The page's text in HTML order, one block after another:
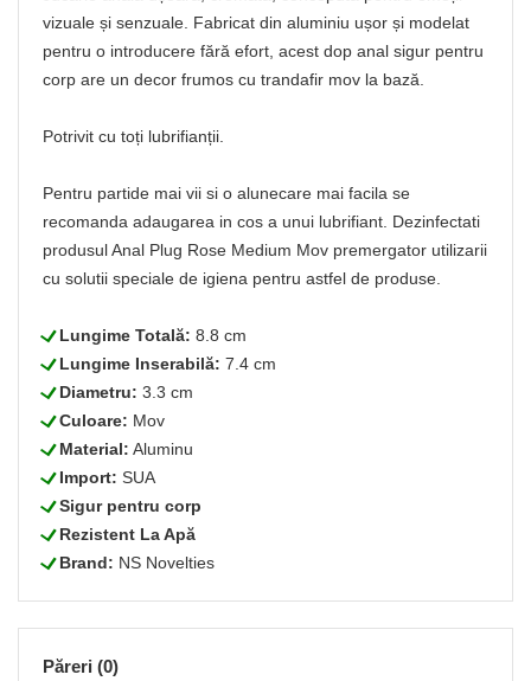
vizuale și senzuale. Fabricat din aluminiu ușor și modelat
pentru o introducere fără efort, acest dop anal sigur pentru
corp are un decor frumos cu trandafir mov la bază.
Potrivit cu toți lubrifianții.
Pentru partide mai vii si o alunecare mai facila se
recomanda adaugarea in cos a unui lubrifiant. Dezinfectati
produsul Anal Plug Rose Medium Mov premergator utilizarii
cu solutii speciale de igiena pentru astfel de produse.
LLungime Totală: 8.8 cm
LLungime Inserabilă: 7.4 cm
LDiametru: 3.3 cm
LCuloare: Mov
LMaterial: Aluminu
LImport: SUA
LSigur pentru corp
LRezistent La Apă
LBrand: NS Novelties
Păreri (0)